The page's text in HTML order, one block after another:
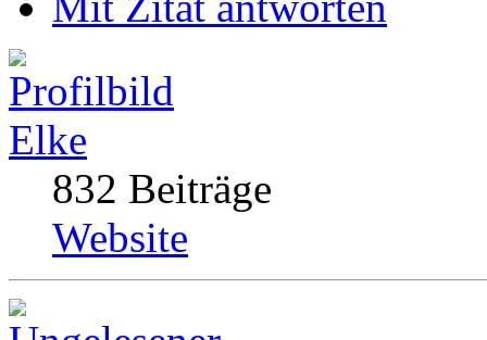
Elke
832 Beiträge
Website